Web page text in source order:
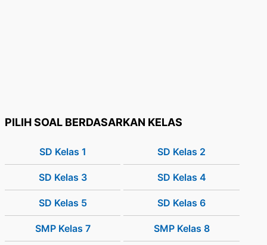
PILIH SOAL BERDASARKAN KELAS
SD Kelas 1 SD Kelas 2
SD Kelas 3 SD Kelas 4
SD Kelas 5 SD Kelas 6
SMP Kelas 7 SMP Kelas 8